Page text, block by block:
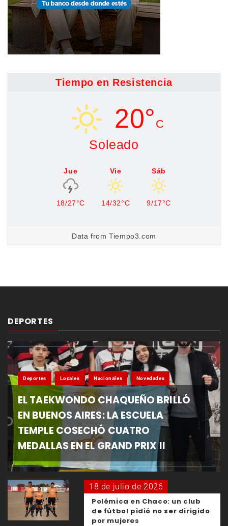
Tiempo en Resistencia
20° C
Soleado
Jue
18/27°C
Vie
14/32°C
Sáb
9/17°C
Data fromTiempo3.com
DEPORTES
Deportes Locales Nacionales Novedades
EL TAEKWONDO CHAQUEÑO BRILLÓ
EN BUENOS AIRES: LA ESCUELA
TEMPLE COSECHÓ CUATRO
MEDALLAS EN EL GRAND PRIX II
18 de julio de 2026
Polémica en Chaco: un club
de fútbol pidió no ser dirigido
por mujeres